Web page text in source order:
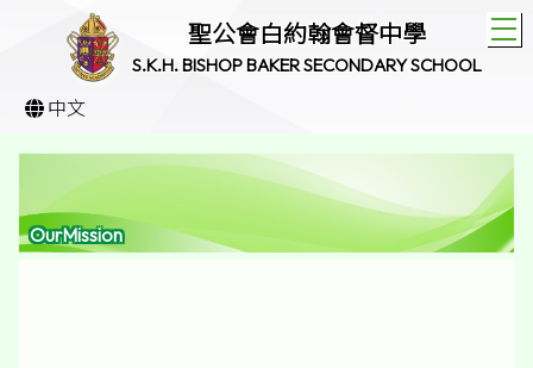
聖公會白約翰會督中學
S.K.H. BISHOP BAKER SECONDARY SCHOOL
中文
OurMission